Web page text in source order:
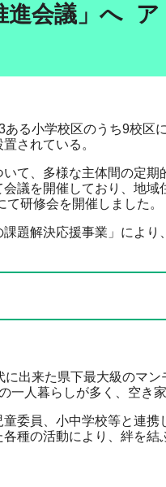
進会議​​ 」へ ア
る小学校区のうち9校区
されている。
て、多様な主体間の定
議を開催しており、地
研修会を開催しました。
題解決応援事業」によ
出来た県下最大級のマ
人暮らしが多く、空き
委員、小中学校等と連
種の活動により、絆を結